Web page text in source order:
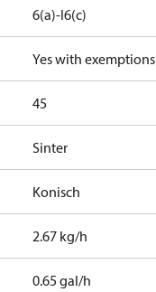
6(a)-I6(c)
Yes with exemptions
45
Sinter
Konisch
2.67 kg/h
0.65 gal/h